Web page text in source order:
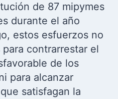
de 87 mipymes
durante el año
estos esfuerzos no
contrarrestar el
de los
para alcanzar
satisfagan la